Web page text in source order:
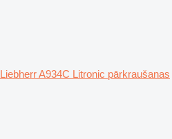
Liebherr A934C Litronic pārkraušanas